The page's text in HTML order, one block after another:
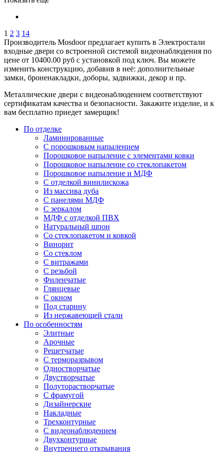
1 2 3 14
Производитель Mosdoor предлагает купить в Электростали
входные двери со встроенной системой видеонаблюдения по
цене от 10400.00 руб с установкой под ключ. Вы можете
изменить конструкцию, добавив в неё: дополнительные
замки, броненакладки, доборы, задвижки, декор и пр.
Металлические двери с видеонаблюдением соответствуют
сертификатам качества и безопасности. Закажите изделие, и к
вам бесплатно приедет замерщик!
По отделке
Ламинированные
С порошковым напылением
Порошковое напыление с элементами ковки
Порошковое напыление со стеклопакетом
Порошковое напыление и МДФ
С отделкой винилискожа
Из массива дуба
С панелями МДФ
С зеркалом
МДФ с отделкой ПВХ
Натуральный шпон
Со стеклопакетом и ковкой
Винорит
Со стеклом
С витражами
С резьбой
Филенчатые
Глянцевые
С окном
Под старину
Из нержавеющей стали
По особенностям
Элитные
Арочные
Решетчатые
С терморазрывом
Одностворчатые
Двустворчатые
Полуторастворчатые
С фрамугой
Дизайнерские
Накладные
Трехконтурные
С видеонаблюдением
Двухконтурные
Внутреннего открывания